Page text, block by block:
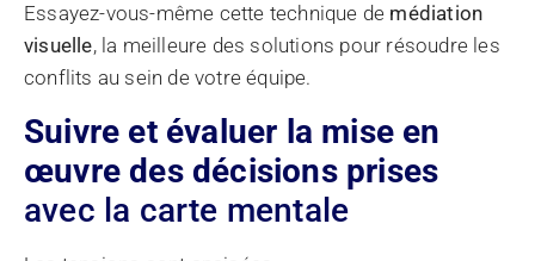
Essayez-vous-même cette technique de médiation
visuelle, la meilleure des solutions pour résoudre les
conflits au sein de votre équipe.
Suivre et évaluer la mise en
œuvre des décisions prises
avec la carte mentale